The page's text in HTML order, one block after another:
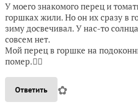
У моего знакомого перец и
горшках жили. Но он их сразу в
зиму досвечивал. У нас-то
совсем нет.
Мой перец в горшке на
помер.🤷‍♀️
Ответить ✿